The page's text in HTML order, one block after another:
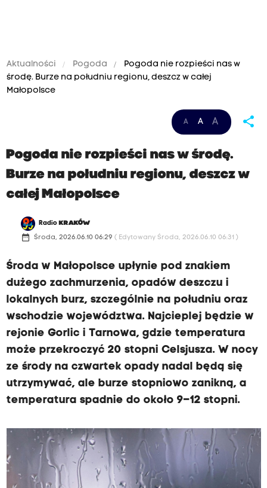
Aktualności Pogoda
Pogoda nie rozpieści nas w
środę. Burze na południu regionu, deszcz w całej
Małopolsce
A A A share
Pogoda nie rozpieści nas w środę.
Burze na południu regionu, deszcz w
całej Małopolsce
Radio KRAKÓW
date_range Środa, 2026.06.10 06:29 ( Edytowany Środa, 2026.06.10 06:31 )
Środa w Małopolsce upłynie pod znakiem
dużego zachmurzenia, opadów deszczu i
lokalnych burz, szczególnie na południu oraz
wschodzie województwa. Najcieplej będzie w
rejonie Gorlic i Tarnowa, gdzie temperatura
może przekroczyć 20 stopni Celsjusza. W nocy
ze środy na czwartek opady nadal będą się
utrzymywać, ale burze stopniowo zanikną, a
temperatura spadnie do około 9–12 stopni.